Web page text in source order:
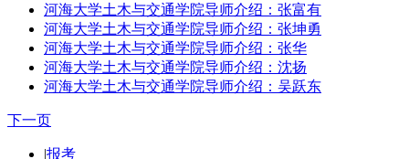
河海大学土木与交通学院导师介绍：张富有
河海大学土木与交通学院导师介绍：张坤勇
河海大学土木与交通学院导师介绍：张华
河海大学土木与交通学院导师介绍：沈扬
河海大学土木与交通学院导师介绍：吴跃东
下一页
|报考